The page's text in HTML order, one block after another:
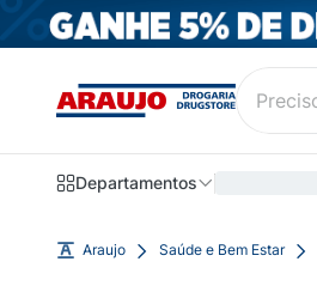
Departamentos
Araujo Saúde e Bem Estar